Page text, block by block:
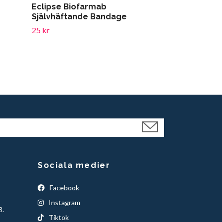
Eclipse Biofarmab
Självhäftande Bandage
25 kr
Sociala medier
Facebook
Instagram
Tiktok